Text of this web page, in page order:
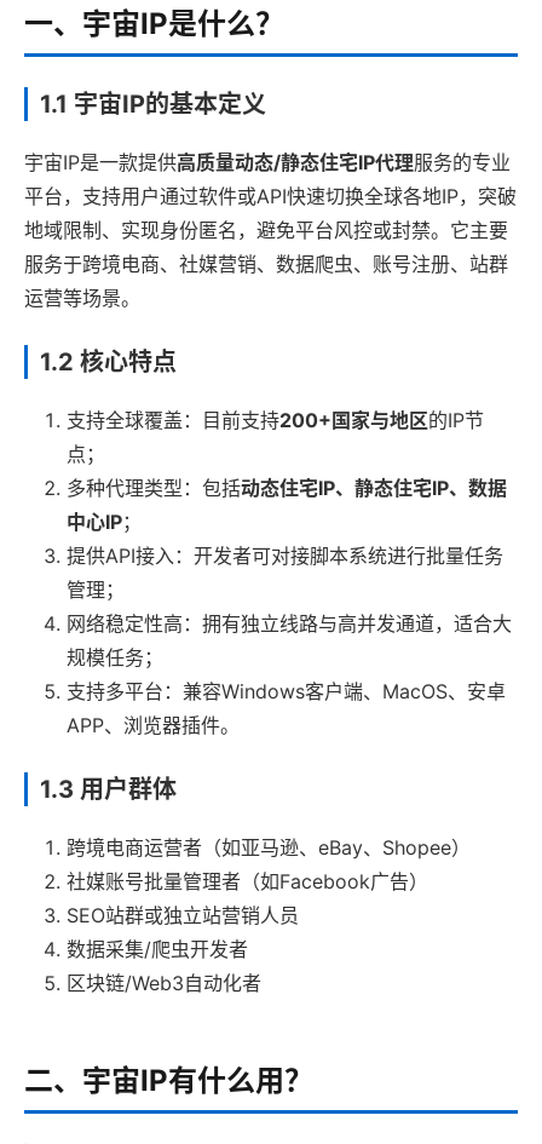
一、宇宙IP是什么？
1.1 宇宙IP的基本定义
宇宙IP是一款提供高质量动态/静态住宅IP代理服务的专业
平台，支持用户通过软件或API快速切换全球各地IP，突破
地域限制、实现身份匿名，避免平台风控或封禁。它主要
服务于跨境电商、社媒营销、数据爬虫、账号注册、站群
运营等场景。
1.2 核心特点
支持全球覆盖：目前支持200+国家与地区的IP节
点；
多种代理类型：包括动态住宅IP、静态住宅IP、数据
中心IP；
提供API接入：开发者可对接脚本系统进行批量任务
管理；
网络稳定性高：拥有独立线路与高并发通道，适合大
规模任务；
支持多平台：兼容Windows客户端、MacOS、安卓
APP、浏览器插件。
1.3 用户群体
跨境电商运营者（如亚马逊、eBay、Shopee）
社媒账号批量管理者（如Facebook广告）
SEO站群或独立站营销人员
数据采集/爬虫开发者
区块链/Web3自动化者
二、宇宙IP有什么用？